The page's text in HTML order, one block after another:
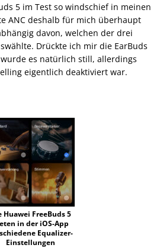
5 im Test so windschief in meinen
ANC deshalb für mich überhaupt
davon, welchen der drei
Drückte ich mir die EarBuds
es natürlich still, allerdings
eigentlich deaktiviert war.
Huawei FreeBuds 5
in der iOS-App
Equalizer-
Einstellungen